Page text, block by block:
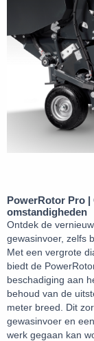
PowerRotor Pro |
omstandigheden
Ontdek de
gewasinvoer, zelfs
Met een vergrote
biedt de
beschadiging aan
behoud van de
meter breed. Dit
gewasinvoer en
werk gegaan kan